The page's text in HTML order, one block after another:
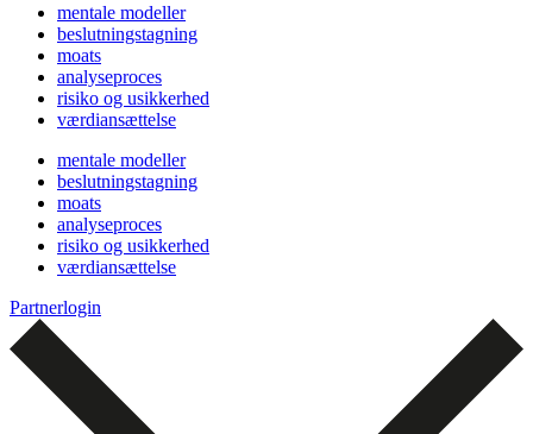
mentale modeller
beslutningstagning
moats
analyseproces
risiko og usikkerhed
værdiansættelse
mentale modeller
beslutningstagning
moats
analyseproces
risiko og usikkerhed
værdiansættelse
Partnerlogin